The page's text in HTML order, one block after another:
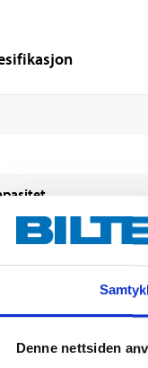
Denne nettsiden